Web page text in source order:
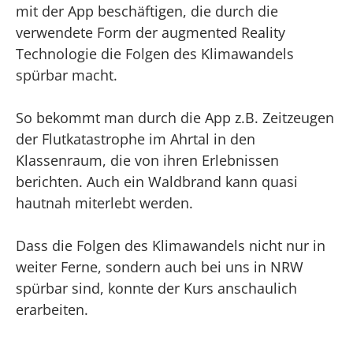
mit der App beschäftigen, die durch die
verwendete Form der augmented Reality
Technologie die Folgen des Klimawandels
spürbar macht.
So bekommt man durch die App z.B. Zeitzeugen
der Flutkatastrophe im Ahrtal in den
Klassenraum, die von ihren Erlebnissen
berichten. Auch ein Waldbrand kann quasi
hautnah miterlebt werden.
Dass die Folgen des Klimawandels nicht nur in
weiter Ferne, sondern auch bei uns in NRW
spürbar sind, konnte der Kurs anschaulich
erarbeiten.